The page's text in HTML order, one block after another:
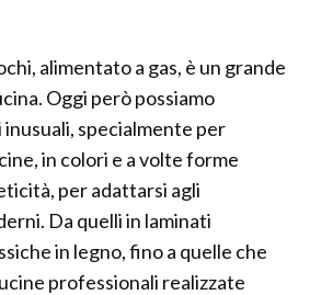
alimentato a gas, è un grande
Oggi però possiamo
specialmente per
in colori e a volte forme
per adattarsi agli
Da quelli in laminati
in legno, fino a quelle che
professionali realizzate